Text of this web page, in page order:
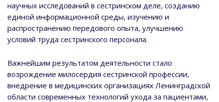
научных исследований в сестринском деле, созданию
единой информационной среды, изучению и
распространению передового опыта, улучшению
условий труда сестринского персонала.
Важнейшим результатом деятельности стало
возрождение милосердия сестринской профессии,
внедрение в медицинских организациях Ленинградской
области современных технологий ухода за пациентами,